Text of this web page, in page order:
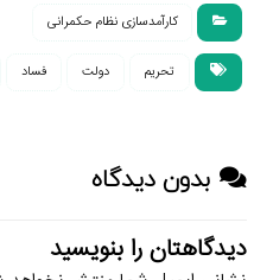
کارآمدسازی نظام حکمرانی
تحریم دولت فساد
بدون دیدگاه
دیدگاهتان را بنویسید